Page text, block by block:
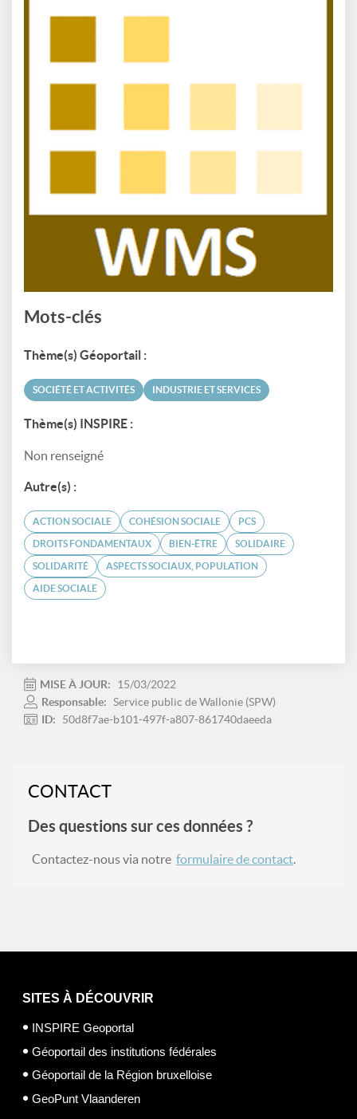
Mots-clés
Thème(s) Géoportail :
SOCIÉTÉ ET ACTIVITÉS INDUSTRIE ET SERVICES
Thème(s) INSPIRE :
Non renseigné
Autre(s) :
ACTION SOCIALE COHÉSION SOCIALE PCS
DROITS FONDAMENTAUX BIEN-ÊTRE SOLIDAIRE
SOLIDARITÉ ASPECTS SOCIAUX, POPULATION
AIDE SOCIALE
MISE À JOUR:
15/03/2022
Responsable: Service public de Wallonie (SPW)
ID:
50d8f7ae-b101-497f-a807-861740daeeda
CONTACT
Des questions sur ces données ?
Contactez-nous via notre formulaire de contact.
SITES À DÉCOUVRIR
INSPIRE Geoportal
Géoportail des institutions fédérales
Géoportail de la Région bruxelloise
GeoPunt Vlaanderen